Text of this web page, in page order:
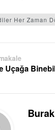
Her Zaman
Uçağa
Burak